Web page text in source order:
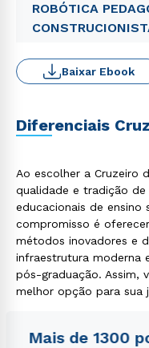
ROBÓTICA
Baixar Ebook
Diferenciais
Ao escolher a Cruzeiro
qualidade e tradição
educacionais de ensino
compromisso é
métodos inovadores e
infraestrutura moderna
pós-graduação. Assim,
melhor opção para sua
Mais de 1300
Rápido e fácil
WhatsApp